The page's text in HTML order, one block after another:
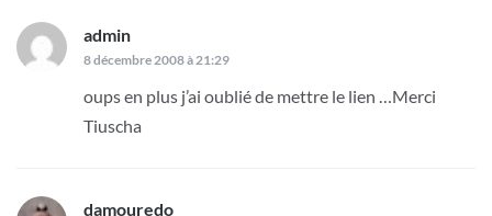
admin
8 décembre 2008 à 21:29
oups en plus j’ai oublié de mettre le lien …Merci
Tiuscha
damouredo